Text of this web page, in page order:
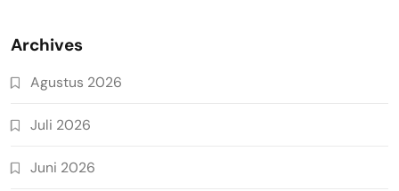
Archives
Agustus 2026
Juli 2026
Juni 2026